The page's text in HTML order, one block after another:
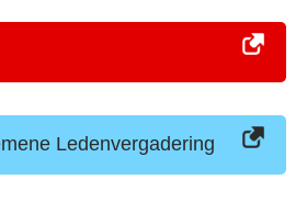
Ledenvergadering